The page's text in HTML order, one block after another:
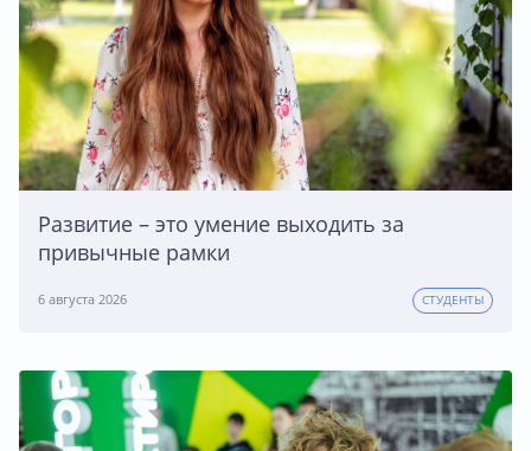
Развитие – это умение выходить за
привычные рамки
6 августа 2026 СТУДЕНТЫ